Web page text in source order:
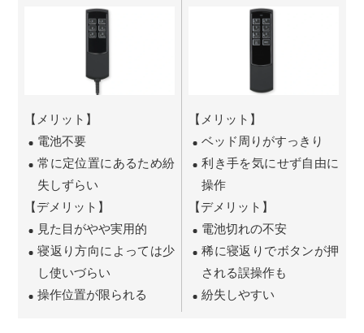
【メリット】
電池不要
常に定位置にあるため紛
失しずらい
【デメリット】
見た目がやや実用的
寝返り方向によっては少
し使いづらい
操作位置が限られる
【メリット】
ベッド周りがすっきり
利き手を気にせず自由に
操作
【デメリット】
電池切れの不安
稀に寝返りでボタンが押
される誤操作も
紛失しやすい